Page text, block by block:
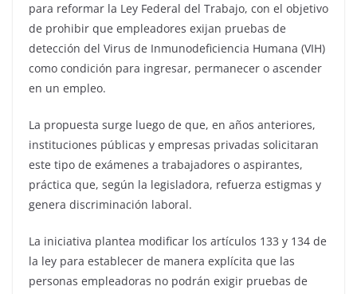
para reformar la Ley Federal del Trabajo, con el objetivo
de prohibir que empleadores exijan pruebas de
detección del Virus de Inmunodeficiencia Humana (VIH)
como condición para ingresar, permanecer o ascender
en un empleo.
La propuesta surge luego de que, en años anteriores,
instituciones públicas y empresas privadas solicitaran
este tipo de exámenes a trabajadores o aspirantes,
práctica que, según la legisladora, refuerza estigmas y
genera discriminación laboral.
La iniciativa plantea modificar los artículos 133 y 134 de
la ley para establecer de manera explícita que las
personas empleadoras no podrán exigir pruebas de